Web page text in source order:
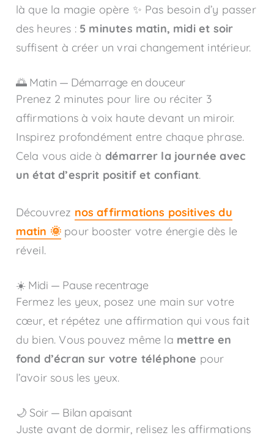
là que la magie opère ✨ Pas besoin d’y passer
des heures : 5 minutes matin, midi et soir
suffisent à créer un vrai changement intérieur.
🌅 Matin — Démarrage en douceur
Prenez 2 minutes pour lire ou réciter 3
affirmations à voix haute devant un miroir.
Inspirez profondément entre chaque phrase.
Cela vous aide à démarrer la journée avec
un état d’esprit positif et confiant.
Découvrez nos affirmations positives du
matin 🌞pour booster votre énergie dès le
réveil.
☀️ Midi — Pause recentrage
Fermez les yeux, posez une main sur votre
cœur, et répétez une affirmation qui vous fait
du bien. Vous pouvez même la mettre en
fond d’écran sur votre téléphone pour
l’avoir sous les yeux.
🌙 Soir — Bilan apaisant
Juste avant de dormir, relisez les affirmations